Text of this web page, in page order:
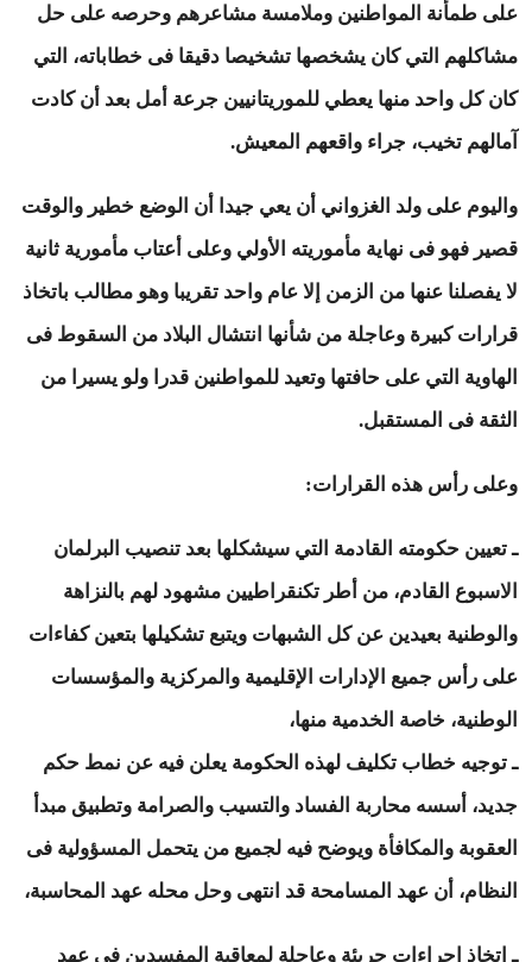
على طمأنة المواطنين وملامسة مشاعرهم وحرصه على حل
مشاكلهم التي كان يشخصها تشخيصا دقيقا فى خطاباته، التي
كان كل واحد منها يعطي للموريتانيين جرعة أمل بعد أن كادت
آمالهم تخيب، جراء واقعهم المعيش.
واليوم على ولد الغزواني أن يعي جيدا أن الوضع خطير والوقت
قصير فهو فى نهاية مأموريته الأولي وعلى أعتاب مأمورية ثانية
لا يفصلنا عنها من الزمن إلا عام واحد تقريبا وهو مطالب باتخاذ
قرارات كبيرة وعاجلة من شأنها انتشال البلاد من السقوط فى
الهاوية التي على حافتها وتعيد للمواطنين قدرا ولو يسيرا من
الثقة فى المستقبل.
وعلى رأس هذه القرارات:
ـ تعيين حكومته القادمة التي سيشكلها بعد تنصيب البرلمان
الاسبوع القادم، من أطر تكنقراطيين مشهود لهم بالنزاهة
والوطنية بعيدين عن كل الشبهات ويتبع تشكيلها بتعين كفاءات
على رأس جميع الإدارات الإقليمية والمركزية والمؤسسات
الوطنية، خاصة الخدمية منها،
ـ توجيه خطاب تكليف لهذه الحكومة يعلن فيه عن نمط حكم
جديد، أسسه محاربة الفساد والتسيب والصرامة وتطبيق مبدأ
العقوبة والمكافأة ويوضح فيه لجميع من يتحمل المسؤولية فى
النظام، أن عهد المسامحة قد انتهى وحل محله عهد المحاسبة،
ـ اتخاذ اجراءات جريئة وعاجلة لمعاقبة المفسدين فى عهد